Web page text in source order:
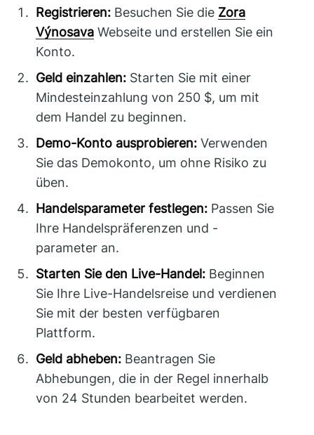
Registrieren: Besuchen Sie die Zora
Výnosava Webseite und erstellen Sie ein
Konto.
Geld einzahlen: Starten Sie mit einer
Mindesteinzahlung von 250 $, um mit
dem Handel zu beginnen.
Demo-Konto ausprobieren: Verwenden
Sie das Demokonto, um ohne Risiko zu
üben.
Handelsparameter festlegen: Passen Sie
Ihre Handelspräferenzen und -
parameter an.
Starten Sie den Live-Handel: Beginnen
Sie Ihre Live-Handelsreise und verdienen
Sie mit der besten verfügbaren
Plattform.
Geld abheben: Beantragen Sie
Abhebungen, die in der Regel innerhalb
von 24 Stunden bearbeitet werden.